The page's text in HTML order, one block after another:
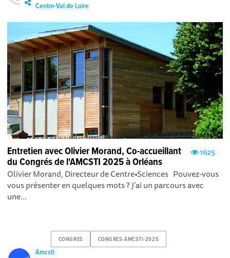
Centre-Val de Loire
1625
Entretien avec Olivier Morand, Co-accueillant
du Congrés de l'AMCSTI 2025 à Orléans
Olivier Morand, Directeur de Centre•Sciences Pouvez-vous
vous présenter en quelques mots ? J’ai un parcours avec
une...
CONGRES CONGRES-AMCSTI-2025
Amcsti